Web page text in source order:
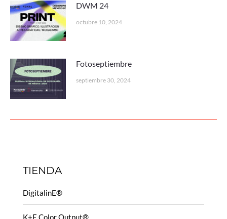
DWM 24
octubre 10, 2024
Fotoseptiembre
septiembre 30, 2024
TIENDA
DigitalinE®
K+E Color Output®